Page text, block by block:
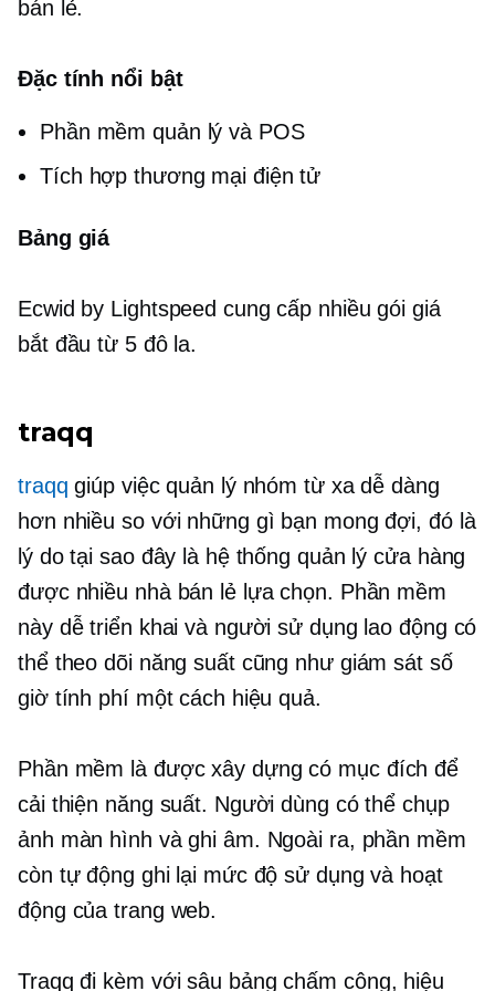
bán lẻ.
Đặc tính nổi bật
Phần mềm quản lý và POS
Tích hợp thương mại điện tử
Bảng giá
Ecwid by Lightspeed cung cấp nhiều gói giá
bắt đầu từ 5 đô la.
traqq
traqq giúp việc quản lý nhóm từ xa dễ dàng
hơn nhiều so với những gì bạn mong đợi, đó là
lý do tại sao đây là hệ thống quản lý cửa hàng
được nhiều nhà bán lẻ lựa chọn. Phần mềm
này dễ triển khai và người sử dụng lao động có
thể theo dõi năng suất cũng như giám sát số
giờ tính phí một cách hiệu quả.
Phần mềm là được xây dựng có mục đích để
cải thiện năng suất. Người dùng có thể chụp
ảnh màn hình và ghi âm. Ngoài ra, phần mềm
còn tự động ghi lại mức độ sử dụng và hoạt
động của trang web.
Traqq đi kèm vớisâu bảng chấm công, hiệu